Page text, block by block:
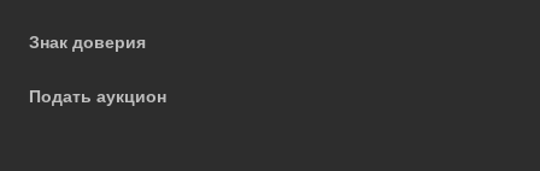
Знак доверия
Подать аукцион